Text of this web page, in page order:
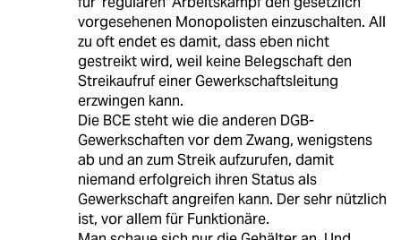
vorgesehenen Monopolisten einzuschalten. All
zu oft endet es damit, dass eben nicht
gestreikt wird, weil keine Belegschaft den
Streikaufruf einer Gewerkschaftsleitung
erzwingen kann.
Die BCE steht wie die anderen DGB-
Gewerkschaften vor dem Zwang, wenigstens
ab und an zum Streik aufzurufen, damit
niemand erfolgreich ihren Status als
Gewerkschaft angreifen kann. Der sehr nützlich
ist, vor allem für Funktionäre.